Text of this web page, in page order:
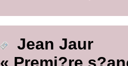
Jean Jaur